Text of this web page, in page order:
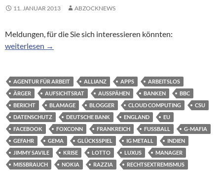
11. JANUAR 2013 ABZOCKNEWS
Meldungen, für die Sie sich interessieren könnten:
Abzocknews zum 11.01.2013
weiterlesen →
AGENTUR FÜR ARBEIT ALLIANZ APPS
ARBEITSLOS
ÄRGER
AUFSICHTSRAT AUSSPÄHEN BANKEN
BBC
BERICHT
BLAMAGE BLOGGER CLOUD COMPUTING
CSU
DATENSCHUTZ
DEUTSCHE BANK ENGLAND
EU
FACEBOOK
FOXCONN FRANKREICH FUSSBALL
G-MAFIA
GEFAHR
GEMA GLÜCKSSPIEL IG METALL
INDIEN
JIMMY SAVILE
KRISE LOTTO LUXUS
MANAGER
MISSBRAUCH
NOKIA RAZZIA
RECHTSEXTREMISMUS